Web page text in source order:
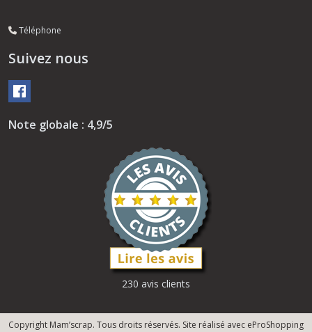
Téléphone
Suivez nous
Note globale : 4,9/5
230 avis clients
Copyright Mam’scrap. Tous droits réservés. Site réalisé avec eProShopping